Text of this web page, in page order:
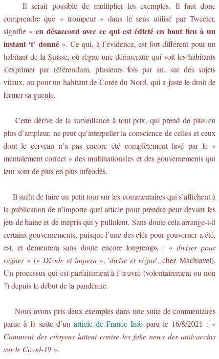
Il serait possible de multiplier les exemples. Il faut donc
comprendre que « trompeur » dans le sens utilisé par Tweeter,
signifie « en désaccord avec ce qui est édicté en haut lieu à un
instant ‘t’ donné». Ce qui, à l’évidence, est fort différent pour un
habitant de la Suisse, où règne une démocratie qui voit les habitants
s’exprimer par référendum, plusieurs fois par an, sur des sujets
vitaux, ou pour un habitant de Corée du Nord, qui a juste le droit de
fermer sa gueule.
Cette dérive de la surveillance à tout prix, qui prend de plus en
plus d’ampleur, ne peut qu’interpeller la conscience de celles et ceux
dont le cerveau n’a pas encore été complètement lavé par le «
mentalement correct » des multinationales et des gouvernements qui
leur sont de plus en plus inféodés.
Il suffit de faire un petit tour sur les commentaires qui s’affichent à
la publication de n’importe quel article pour prendre peur devant les
jets de haine et de mépris qui y pullulent. Sans doute cela arrange-t-il
certains gouvernements, puisque l’une des clés pour gouverner a été,
est, et demeurera sans doute encore longtemps : «diviser pour
régner» (« Divide et impera», 'divise et règne', chez Machiavel).
Un processus qui est parfaitement à l’œuvre (volontairement ou non
?) depuis le début de la pandémie.
Nous avons pris deux exemples dans une suite de commentaires
parue à la suite d’unarticle de France Info paru le 16/8/2021 : «
Comment des citoyens luttent contre les fake news des antivaccins
sur le Covid-19».